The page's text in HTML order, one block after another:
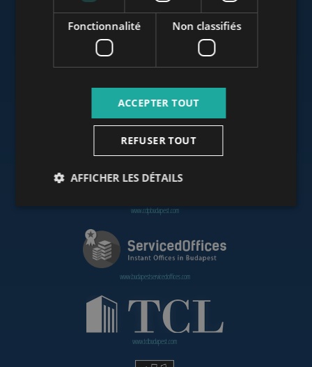
www.budapestluxuryapartments.hu
www.budapestoffices.net
www.cdpbudapest.com
www.budapestservicedoffices.com
www.tclbudapest.com
Fonctionnalité Non classifiés
ACCEPTER TOUT
REFUSER TOUT
AFFICHER LES DÉTAILS